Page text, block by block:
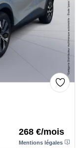
268 €/mois
Mentions légales